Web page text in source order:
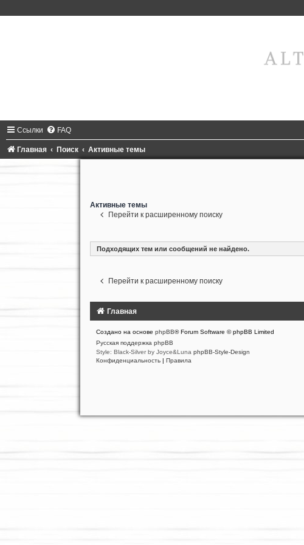
Ссылки FAQ
Главная Поиск Активные темы
Активные темы
Перейти к расширенному поиску
Подходящих тем или сообщений не найдено.
Перейти к расширенному поиску
Главная
Создано на основе phpBB® Forum Software © phpBB Limited
Русская поддержка phpBB
Style: Black-Silver by Joyce&Luna phpBB-Style-Design
Конфиденциальность | Правила